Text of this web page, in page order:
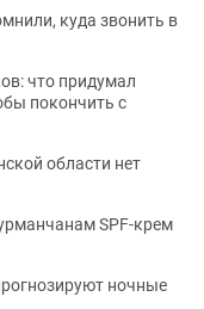
куда звонить в
что придумал
покончить с
области нет
SPF-крем
ночные